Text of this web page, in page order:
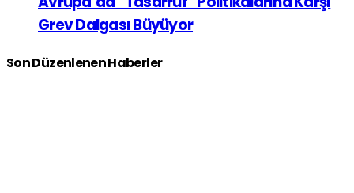
Grev Dalgası Büyüyor
Son Düzenlenen Haberler